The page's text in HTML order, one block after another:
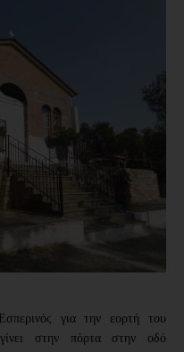
για την εορτή του
στην πόρτα στην οδό